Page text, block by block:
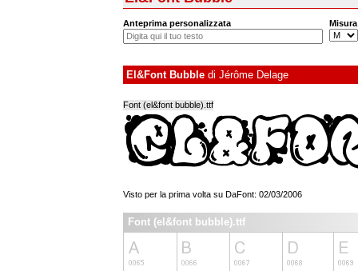
Anteprima personalizzata Misura
El&Font Bubble di Jérôme Delage
Font (el&font bubble).ttf
Visto per la prima volta su DaFont: 02/03/2006
Font (el&font bubble).ttf